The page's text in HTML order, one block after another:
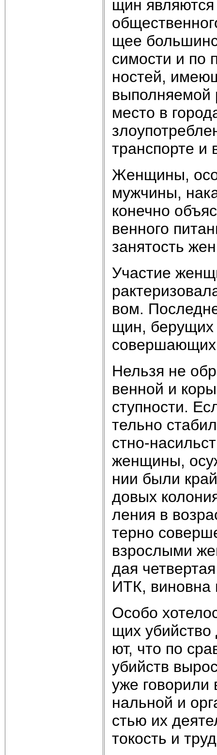
щин яв­ля­ют­ся
щее
си­мо­сти и по
но­стей,
вы­пол­няе­мой
ме­сто в
транс­пор­те и
Жен­щи­ны,
муж­чи­ны,
ко­неч­но
вен­но­го
за­ня­тость
Уча­стие
вом.
щин, бе­ру­щих
со­вер­шаю­щих
Нель­зя не
вен­ной и
ступ­но­сти.
тель­но
ст­но-
жен­щи­ны,
нии бы­ли
до­вых
ле­ния в
тер­но
взрос­лы­ми
дая
ИТК, ви­нов­на
Осо­бо
щих
ют, что по
убийств
уже
наль­ной и
стью их
то­кость и